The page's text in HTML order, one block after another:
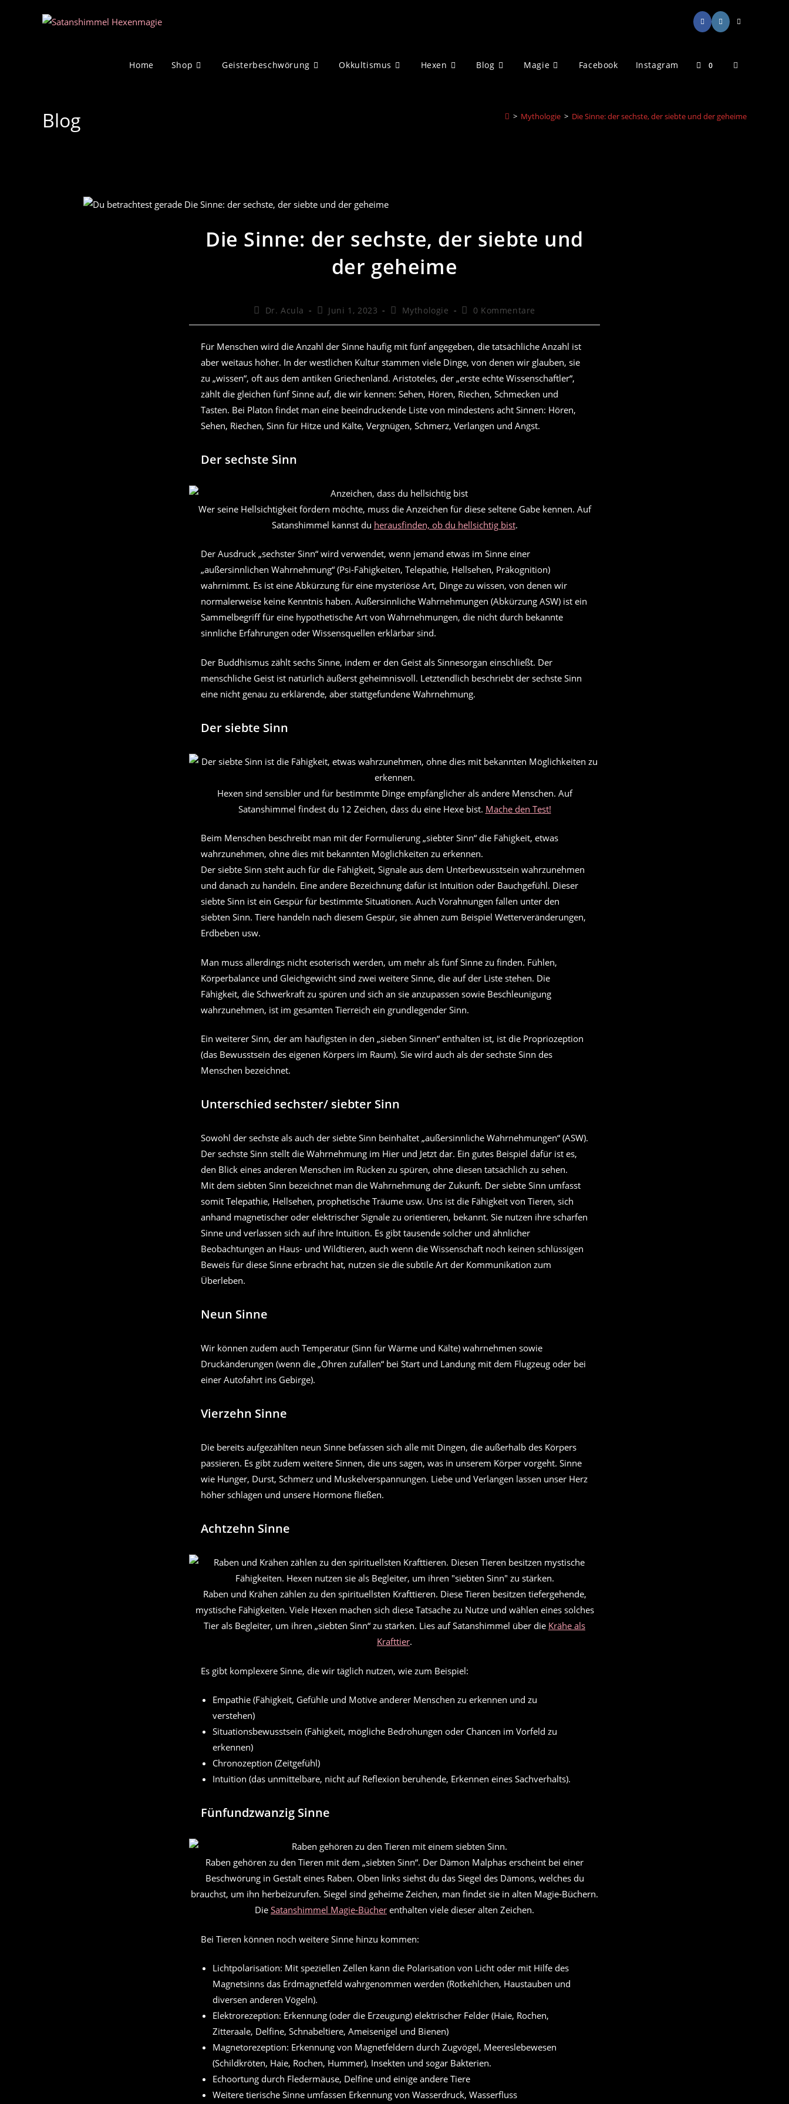
Home Shop Geisterbeschwörung Okkultismus Hexen Blog Magie Facebook Instagram 0 Website-
Blog > Mythologie > Die Sinne: der sechste, der siebte und der geheime
Die Sinne: der sechste, der siebte und
der geheime
Beitrags-
Dr. Acula
Beitrag
Juni 1, 2023
Beitrags-
Mythologie
Beitrags-
0 Kommentare
Für Menschen wird die Anzahl der Sinne häufig mit fünf angegeben, die tatsächliche Anzahl ist
aber weitaus höher. In der westlichen Kultur stammen viele Dinge, von denen wir glauben, sie
zu „wissen“, oft aus dem antiken Griechenland. Aristoteles, der „erste echte Wissenschaftler“,
zählt die gleichen fünf Sinne auf, die wir kennen: Sehen, Hören, Riechen, Schmecken und
Tasten. Bei Platon findet man eine beeindruckende Liste von mindestens acht Sinnen: Hören,
Sehen, Riechen, Sinn für Hitze und Kälte, Vergnügen, Schmerz, Verlangen und Angst.
Der sechste Sinn
Wer seine Hellsichtigkeit fördern möchte, muss die Anzeichen für diese seltene Gabe kennen. Auf
Satanshimmel kannst du herausfinden, ob du hellsichtig bist.
Der Ausdruck „sechster Sinn“ wird verwendet, wenn jemand etwas im Sinne einer
„außersinnlichen Wahrnehmung“ (Psi-Fähigkeiten, Telepathie, Hellsehen, Präkognition)
wahrnimmt. Es ist eine Abkürzung für eine mysteriöse Art, Dinge zu wissen, von denen wir
normalerweise keine Kenntnis haben. Außersinnliche Wahrnehmungen (Abkürzung ASW) ist ein
Sammelbegriff für eine hypothetische Art von Wahrnehmungen, die nicht durch bekannte
sinnliche Erfahrungen oder Wissensquellen erklärbar sind.
Der Buddhismus zählt sechs Sinne, indem er den Geist als Sinnesorgan einschließt. Der
menschliche Geist ist natürlich äußerst geheimnisvoll. Letztendlich beschriebt der sechste Sinn
eine nicht genau zu erklärende, aber stattgefundene Wahrnehmung.
Der siebte Sinn
Hexen sind sensibler und für bestimmte Dinge empfänglicher als andere Menschen. Auf
Satanshimmel findest du 12 Zeichen, dass du eine Hexe bist. Mache den Test!
Beim Menschen beschreibt man mit der Formulierung „siebter Sinn“ die Fähigkeit, etwas
wahrzunehmen, ohne dies mit bekannten Möglichkeiten zu erkennen.
Der siebte Sinn steht auch für die Fähigkeit, Signale aus dem Unterbewusstsein wahrzunehmen
und danach zu handeln. Eine andere Bezeichnung dafür ist Intuition oder Bauchgefühl. Dieser
siebte Sinn ist ein Gespür für bestimmte Situationen. Auch Vorahnungen fallen unter den
siebten Sinn. Tiere handeln nach diesem Gespür, sie ahnen zum Beispiel Wetterveränderungen,
Erdbeben usw.
Man muss allerdings nicht esoterisch werden, um mehr als fünf Sinne zu finden. Fühlen,
Körperbalance und Gleichgewicht sind zwei weitere Sinne, die auf der Liste stehen. Die
Fähigkeit, die Schwerkraft zu spüren und sich an sie anzupassen sowie Beschleunigung
wahrzunehmen, ist im gesamten Tierreich ein grundlegender Sinn.
Ein weiterer Sinn, der am häufigsten in den „sieben Sinnen“ enthalten ist, ist die Propriozeption
(das Bewusstsein des eigenen Körpers im Raum). Sie wird auch als der sechste Sinn des
Menschen bezeichnet.
Unterschied sechster/ siebter Sinn
Sowohl der sechste als auch der siebte Sinn beinhaltet „außersinnliche Wahrnehmungen“ (ASW).
Der sechste Sinn stellt die Wahrnehmung im Hier und Jetzt dar. Ein gutes Beispiel dafür ist es,
den Blick eines anderen Menschen im Rücken zu spüren, ohne diesen tatsächlich zu sehen.
Mit dem siebten Sinn bezeichnet man die Wahrnehmung der Zukunft. Der siebte Sinn umfasst
somit Telepathie, Hellsehen, prophetische Träume usw. Uns ist die Fähigkeit von Tieren, sich
anhand magnetischer oder elektrischer Signale zu orientieren, bekannt. Sie nutzen ihre scharfen
Sinne und verlassen sich auf ihre Intuition. Es gibt tausende solcher und ähnlicher
Beobachtungen an Haus- und Wildtieren, auch wenn die Wissenschaft noch keinen schlüssigen
Beweis für diese Sinne erbracht hat, nutzen sie die subtile Art der Kommunikation zum
Überleben.
Neun Sinne
Wir können zudem auch Temperatur (Sinn für Wärme und Kälte) wahrnehmen sowie
Druckänderungen (wenn die „Ohren zufallen“ bei Start und Landung mit dem Flugzeug oder bei
einer Autofahrt ins Gebirge).
Vierzehn Sinne
Die bereits aufgezählten neun Sinne befassen sich alle mit Dingen, die außerhalb des Körpers
passieren. Es gibt zudem weitere Sinnen, die uns sagen, was in unserem Körper vorgeht. Sinne
wie Hunger, Durst, Schmerz und Muskelverspannungen. Liebe und Verlangen lassen unser Herz
höher schlagen und unsere Hormone fließen.
Achtzehn Sinne
Raben und Krähen zählen zu den spirituellsten Krafttieren. Diese Tieren besitzen tiefergehende,
mystische Fähigkeiten. Viele Hexen machen sich diese Tatsache zu Nutze und wählen eines solches
Tier als Begleiter, um ihren „siebten Sinn“ zu stärken. Lies auf Satanshimmel über die Krähe als
Krafttier.
Es gibt komplexere Sinne, die wir täglich nutzen, wie zum Beispiel:
Empathie (Fähigkeit, Gefühle und Motive anderer Menschen zu erkennen und zu
verstehen)
Situationsbewusstsein (Fähigkeit, mögliche Bedrohungen oder Chancen im Vorfeld zu
erkennen)
Chronozeption (Zeitgefühl)
Intuition (das unmittelbare, nicht auf Reflexion beruhende, Erkennen eines Sachverhalts).
Fünfundzwanzig Sinne
Raben gehören zu den Tieren mit dem „siebten Sinn“. Der Dämon Malphas erscheint bei einer
Beschwörung in Gestalt eines Raben. Oben links siehst du das Siegel des Dämons, welches du
brauchst, um ihn herbeizurufen. Siegel sind geheime Zeichen, man findet sie in alten Magie-Büchern.
Die Satanshimmel Magie-Bücher enthalten viele dieser alten Zeichen.
Bei Tieren können noch weitere Sinne hinzu kommen:
Lichtpolarisation: Mit speziellen Zellen kann die Polarisation von Licht oder mit Hilfe des
Magnetsinns das Erdmagnetfeld wahrgenommen werden (Rotkehlchen, Haustauben und
diversen anderen Vögeln).
Elektrorezeption: Erkennung (oder die Erzeugung) elektrischer Felder (Haie, Rochen,
Zitteraale, Delfine, Schnabeltiere, Ameisenigel und Bienen)
Magnetorezeption: Erkennung von Magnetfeldern durch Zugvögel, Meereslebewesen
(Schildkröten, Haie, Rochen, Hummer), Insekten und sogar Bakterien.
Echoortung durch Fledermäuse, Delfine und einige andere Tiere
Weitere tierische Sinne umfassen Erkennung von Wasserdruck, Wasserfluss